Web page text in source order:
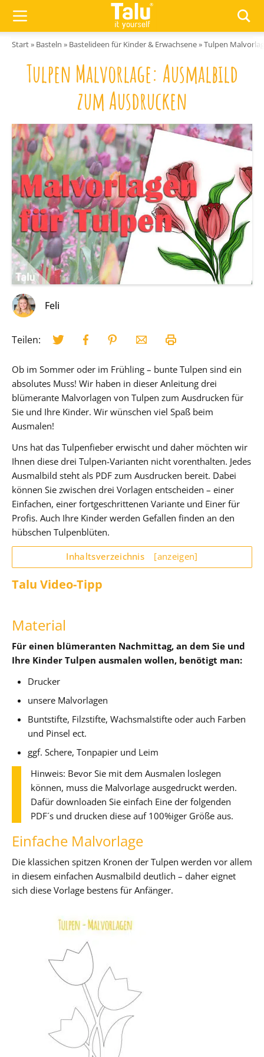
Start» Basteln » Bastelideen für Kinder & Erwachsene»Tulpen
Tulpen Malvorlage: Ausmalbild
zum Ausdrucken
Feli
Teilen:
Ob im Sommer oder im Frühling – bunte Tulpen sind ein
absolutes Muss! Wir haben in dieser Anleitung drei
blümerante Malvorlagen von Tulpen zum Ausdrucken für
Sie und Ihre Kinder. Wir wünschen viel Spaß beim
Ausmalen!
Uns hat das Tulpenfieber erwischt und daher möchten wir
Ihnen diese drei Tulpen-Varianten nicht vorenthalten. Jedes
Ausmalbild steht als PDF zum Ausdrucken bereit. Dabei
können Sie zwischen drei Vorlagen entscheiden – einer
Einfachen, einer fortgeschrittenen Variante und Einer für
Profis. Auch Ihre Kinder werden Gefallen finden an den
hübschen Tulpenblüten.
Inhaltsverzeichnis [anzeigen]
Talu Video-Tipp
Material
Für einen blümeranten Nachmittag, an dem Sie und
Ihre Kinder Tulpen ausmalen wollen, benötigt man:
Drucker
unsere Malvorlagen
Buntstifte, Filzstifte, Wachsmalstifte oder auch Farben
und Pinsel ect.
ggf. Schere, Tonpapier und Leim
Hinweis: Bevor Sie mit dem Ausmalen loslegen
können, muss die Malvorlage ausgedruckt werden.
Dafür downloaden Sie einfach Eine der folgenden
PDF´s und drucken diese auf 100%iger Größe aus.
Einfache Malvorlage
Die klassichen spitzen Kronen der Tulpen werden vor allem
in diesem einfachen Ausmalbild deutlich – daher eignet
sich diese Vorlage bestens für Anfänger.